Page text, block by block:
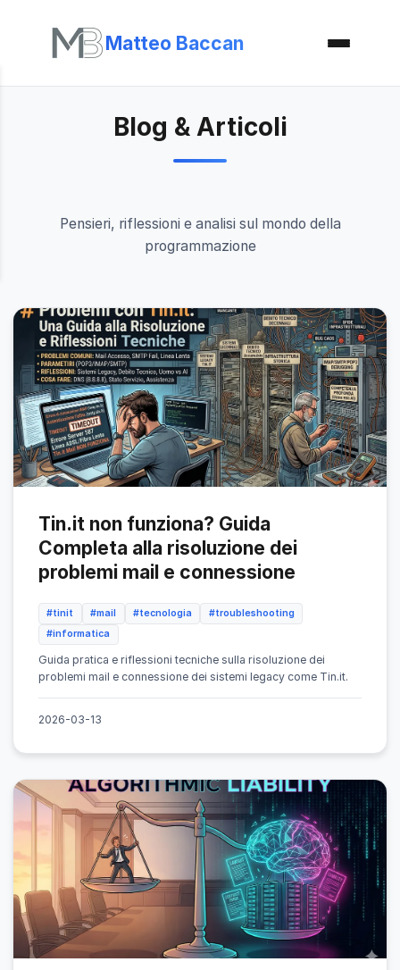
Matteo Baccan
Blog & Articoli
Pensieri, riflessioni e analisi sul mondo della
programmazione
Tin.it non funziona? Guida
Completa alla risoluzione dei
problemi mail e connessione
#tinit #mail #tecnologia
#troubleshooting
#informatica
Guida pratica e riflessioni tecniche sulla risoluzione dei
problemi mail e connessione dei sistemi legacy come Tin.it.
2026-03-13